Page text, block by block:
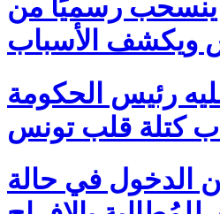
ينسحب رسميًا من
ويكشف الأسباب
رئيس الحكومة
كتلة قلب تونس
الدخول في حالة